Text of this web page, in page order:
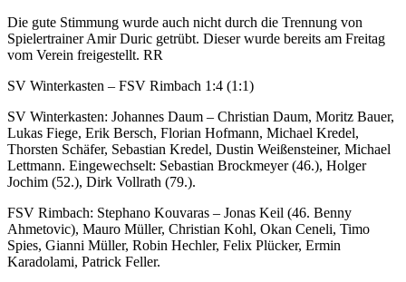
Die gute Stimmung wurde auch nicht durch die Trennung von
Spielertrainer Amir Duric getrübt. Dieser wurde bereits am Freitag
vom Verein freigestellt. RR
SV Winterkasten – FSV Rimbach 1:4 (1:1)
SV Winterkasten: Johannes Daum – Christian Daum, Moritz Bauer,
Lukas Fiege, Erik Bersch, Florian Hofmann, Michael Kredel,
Thorsten Schäfer, Sebastian Kredel, Dustin Weißensteiner, Michael
Lettmann. Eingewechselt: Sebastian Brockmeyer (46.), Holger
Jochim (52.), Dirk Vollrath (79.).
FSV Rimbach: Stephano Kouvaras – Jonas Keil (46. Benny
Ahmetovic), Mauro Müller, Christian Kohl, Okan Ceneli, Timo
Spies, Gianni Müller, Robin Hechler, Felix Plücker, Ermin
Karadolami, Patrick Feller.